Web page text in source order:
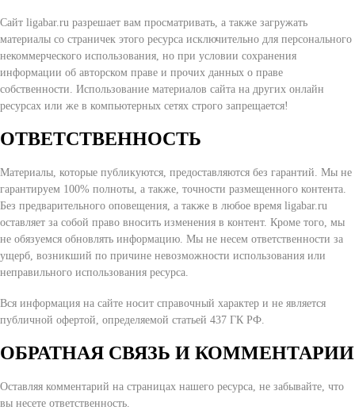
Сайт ligabar.ru разрешает вам просматривать, а также загружать
материалы со страничек этого ресурса исключительно для персонального
некоммерческого использования, но при условии сохранения
информации об авторском праве и прочих данных о праве
собственности. Использование материалов сайта на других онлайн
ресурсах или же в компьютерных сетях строго запрещается!
ОТВЕТСТВЕННОСТЬ
Материалы, которые публикуются, предоставляются без гарантий. Мы не
гарантируем 100% полноты, а также, точности размещенного контента.
Без предварительного оповещения, а также в любое время ligabar.ru
оставляет за собой право вносить изменения в контент. Кроме того, мы
не обязуемся обновлять информацию. Мы не несем ответственности за
ущерб, возникший по причине невозможности использования или
неправильного использования ресурса.
Вся информация на сайте носит справочный характер и не является
публичной офертой, определяемой статьей 437 ГК РФ.
ОБРАТНАЯ СВЯЗЬ И КОММЕНТАРИИ
Оставляя комментарий на страницах нашего ресурса, не забывайте, что
вы несете ответственность.